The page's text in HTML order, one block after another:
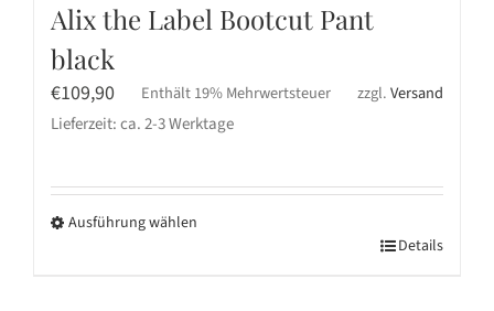
Alix the Label Bootcut Pant
black
€109,90 Enthält 19% Mehrwertsteuer zzgl.Versand
Lieferzeit: ca. 2-3 Werktage
Ausführung wählen
Details